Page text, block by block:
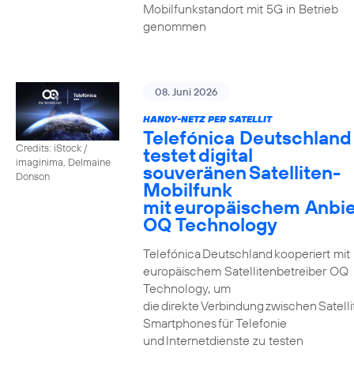
Mobilfunkstandort mit 5G in Betrieb
genommen
Credits: iStock /
imaginima, Delmaine
Donson
08. Juni 2026
HANDY-NETZ PER SATELLIT
Telefónica Deutschland
testet digital
souveränen Satelliten-
Mobilfunk
mit europäischem
OQ Technology
Telefónica Deutschland kooperiert mit
europäischem Satellitenbetreiber OQ
Technology, um
die direkte Verbindung zwischen
Smartphones für Telefonie
und Internetdienste zu testen